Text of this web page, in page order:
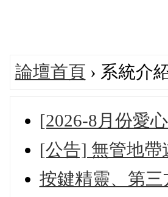
論壇首頁 › 系統介
[2026-8月份愛
[公告] 無管地帶
按鍵精靈、第